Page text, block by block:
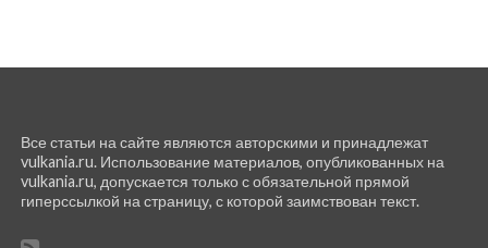
Все статьи на сайте являются авторскими и принадлежат
vulkania.ru. Использование материалов, опубликованных на
vulkania.ru, допускается только с обязательной прямой
гиперссылкой на страницу, с которой заимствован текст.